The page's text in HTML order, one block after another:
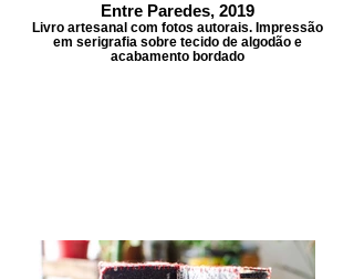
Entre Paredes, 2019
Livro artesanal com fotos autorais. Impressão
em serigrafia sobre tecido de algodão e
acabamento bordado